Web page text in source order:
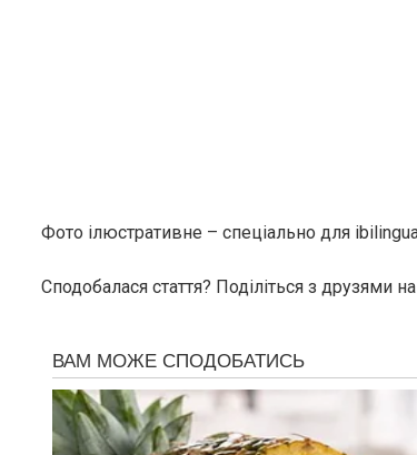
Фото ілюстративне – спеціально для
Сподобалася стаття? Поділіться з друзями